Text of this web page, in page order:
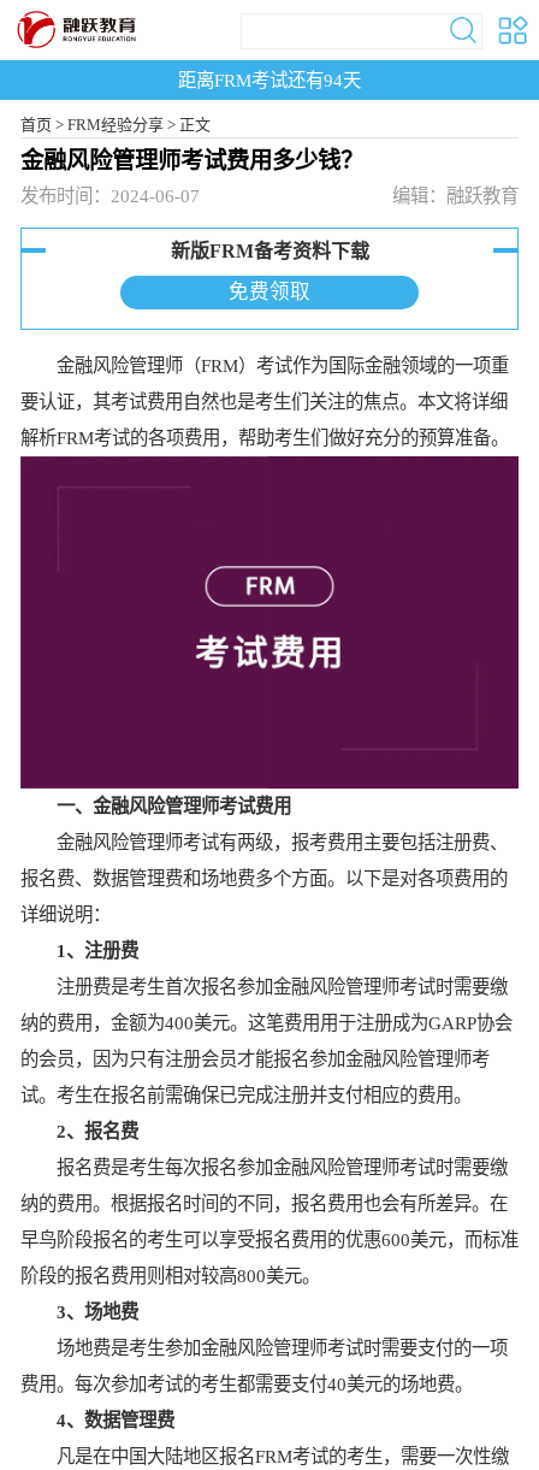
距离FRM考试还有94天
首页> FRM经验分享 > 正文
金融风险管理师考试费用多少钱？
发布时间：2024-06-07 编辑：融跃教育
新版FRM备考资料下载
免费领取
金融风险管理师（FRM）考试作为国际金融领域的一项重
要认证，其考试费用自然也是考生们关注的焦点。本文将详细
解析FRM考试的各项费用，帮助考生们做好充分的预算准备。
一、金融风险管理师考试费用
金融风险管理师考试有两级，报考费用主要包括注册费、
报名费、数据管理费和场地费多个方面。以下是对各项费用的
详细说明：
1、注册费
注册费是考生首次报名参加金融风险管理师考试时需要缴
纳的费用，金额为400美元。这笔费用用于注册成为GARP协会
的会员，因为只有注册会员才能报名参加金融风险管理师考
试。考生在报名前需确保已完成注册并支付相应的费用。
2、报名费
报名费是考生每次报名参加金融风险管理师考试时需要缴
纳的费用。根据报名时间的不同，报名费用也会有所差异。在
早鸟阶段报名的考生可以享受报名费用的优惠600美元，而标准
阶段的报名费用则相对较高800美元。
3、场地费
场地费是考生参加金融风险管理师考试时需要支付的一项
费用。每次参加考试的考生都需要支付40美元的场地费。
4、数据管理费
凡是在中国大陆地区报名FRM考试的考生，需要一次性缴